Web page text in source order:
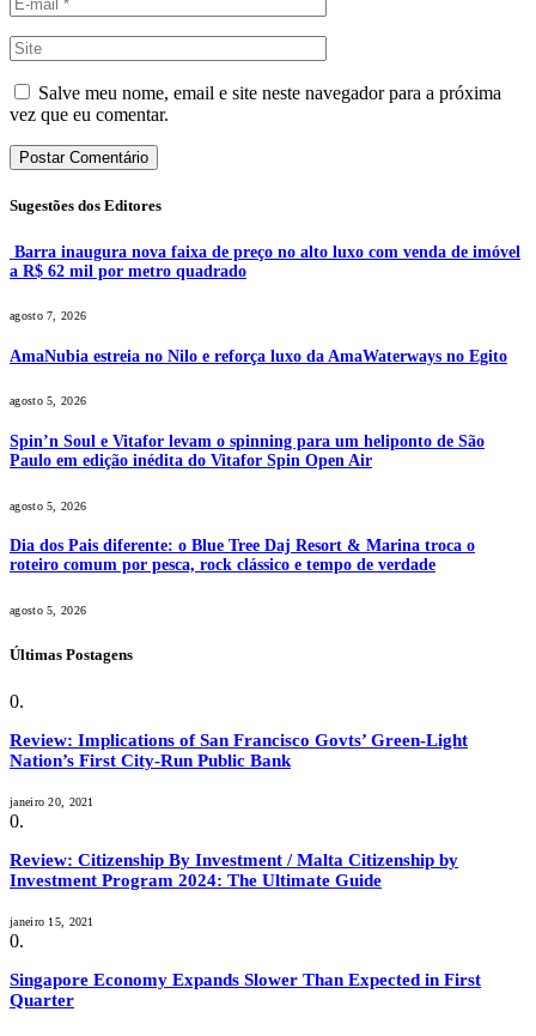
Salve meu nome, email e site neste navegador para a próxima
vez que eu comentar.
Sugestões dos Editores
Barra inaugura nova faixa de preço no alto luxo com venda de imóvel
a R$ 62 mil por metro quadrado
agosto 7, 2026
AmaNubia estreia no Nilo e reforça luxo da AmaWaterways no Egito
agosto 5, 2026
Spin’n Soul e Vitafor levam o spinning para um heliponto de São
Paulo em edição inédita do Vitafor Spin Open Air
agosto 5, 2026
Dia dos Pais diferente: o Blue Tree Daj Resort & Marina troca o
roteiro comum por pesca, rock clássico e tempo de verdade
agosto 5, 2026
Últimas Postagens
Review: Implications of San Francisco Govts’ Green-Light
Nation’s First City-Run Public Bank
janeiro 20, 2021
Review: Citizenship By Investment / Malta Citizenship by
Investment Program 2024: The Ultimate Guide
janeiro 15, 2021
Singapore Economy Expands Slower Than Expected in First
Quarter